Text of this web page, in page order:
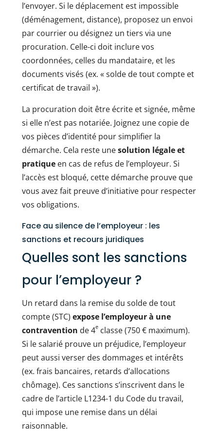
l’envoyer. Si le déplacement est impossible
(déménagement, distance), proposez un envoi
par courrier ou désignez un tiers via une
procuration. Celle-ci doit inclure vos
coordonnées, celles du mandataire, et les
documents visés (ex. « solde de tout compte et
certificat de travail »).
La procuration doit être écrite et signée, même
si elle n’est pas notariée. Joignez une copie de
vos pièces d’identité pour simplifier la
démarche. Cela reste unesolution légale et
pratiqueen cas de refus de l’employeur. Si
l’accès est bloqué, cette démarche prouve que
vous avez fait preuve d’initiative pour respecter
vos obligations.
Face au silence de l’employeur : les
sanctions et recours juridiques
Quelles sont les sanctions
pour l’employeur ?
Un retard dans la remise du solde de tout
compte (STC) expose l’employeur à une
contravention de 4eclasse (750 € maximum).
Si le salarié prouve un préjudice, l’employeur
peut aussi verser des dommages et intérêts
(ex. frais bancaires, retards d’allocations
chômage). Ces sanctions s’inscrivent dans le
cadre de l’article L1234-1 du Code du travail,
qui impose une remise dans un délai
raisonnable.